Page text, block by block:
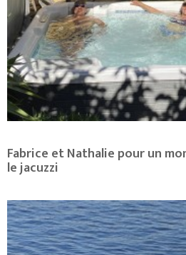
Fabrice et Nathalie pour un
le jacuzzi